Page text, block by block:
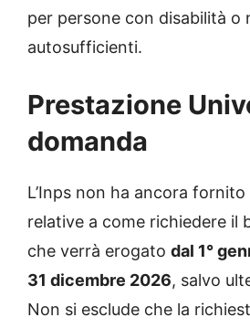
per persone con disabilità o
autosufficienti.
Prestazione
domanda
L’Inps non ha ancora
relative a come richiedere il
che verrà erogato dal 1°
31 dicembre 2026, salvo
Non si esclude che la